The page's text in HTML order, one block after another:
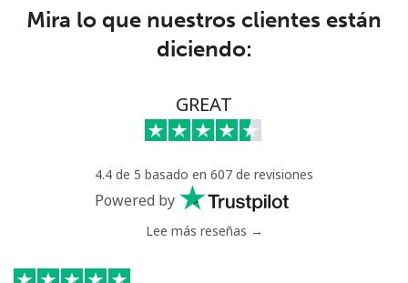
Mira lo que nuestros clientes están
diciendo:
GREAT
4.4 de 5 basado en 607 de revisiones
Powered by
Lee más reseñas →